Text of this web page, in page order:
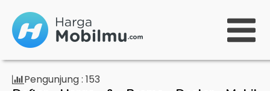
Pengunjung : 153